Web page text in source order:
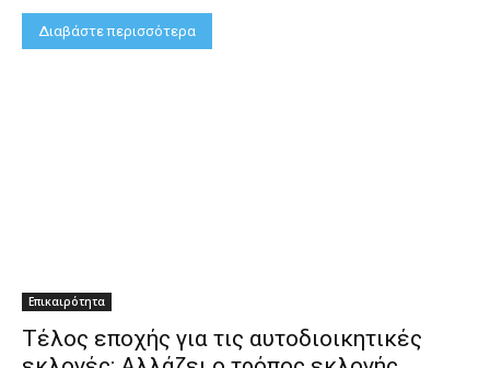
Διαβάστε περισσότερα
Επικαιρότητα
Τέλος εποχής για τις αυτοδιοικητικές